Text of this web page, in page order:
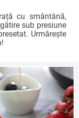
cu smântână,
sub presiune
Urmărește